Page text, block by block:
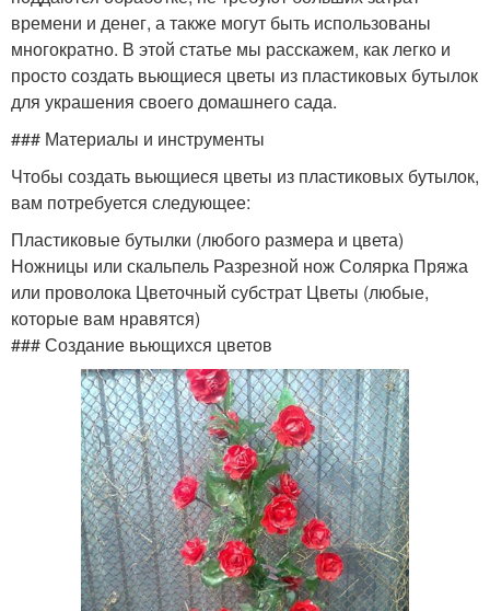
времени и денег, а также могут быть использованы
многократно. В этой статье мы расскажем, как легко и
просто создать вьющиеся цветы из пластиковых бутылок
для украшения своего домашнего сада.
### Материалы и инструменты
Чтобы создать вьющиеся цветы из пластиковых бутылок,
вам потребуется следующее:
Пластиковые бутылки (любого размера и цвета)
Ножницы или скальпель Разрезной нож Солярка Пряжа
или проволока Цветочный субстрат Цветы (любые,
которые вам нравятся)
### Создание вьющихся цветов